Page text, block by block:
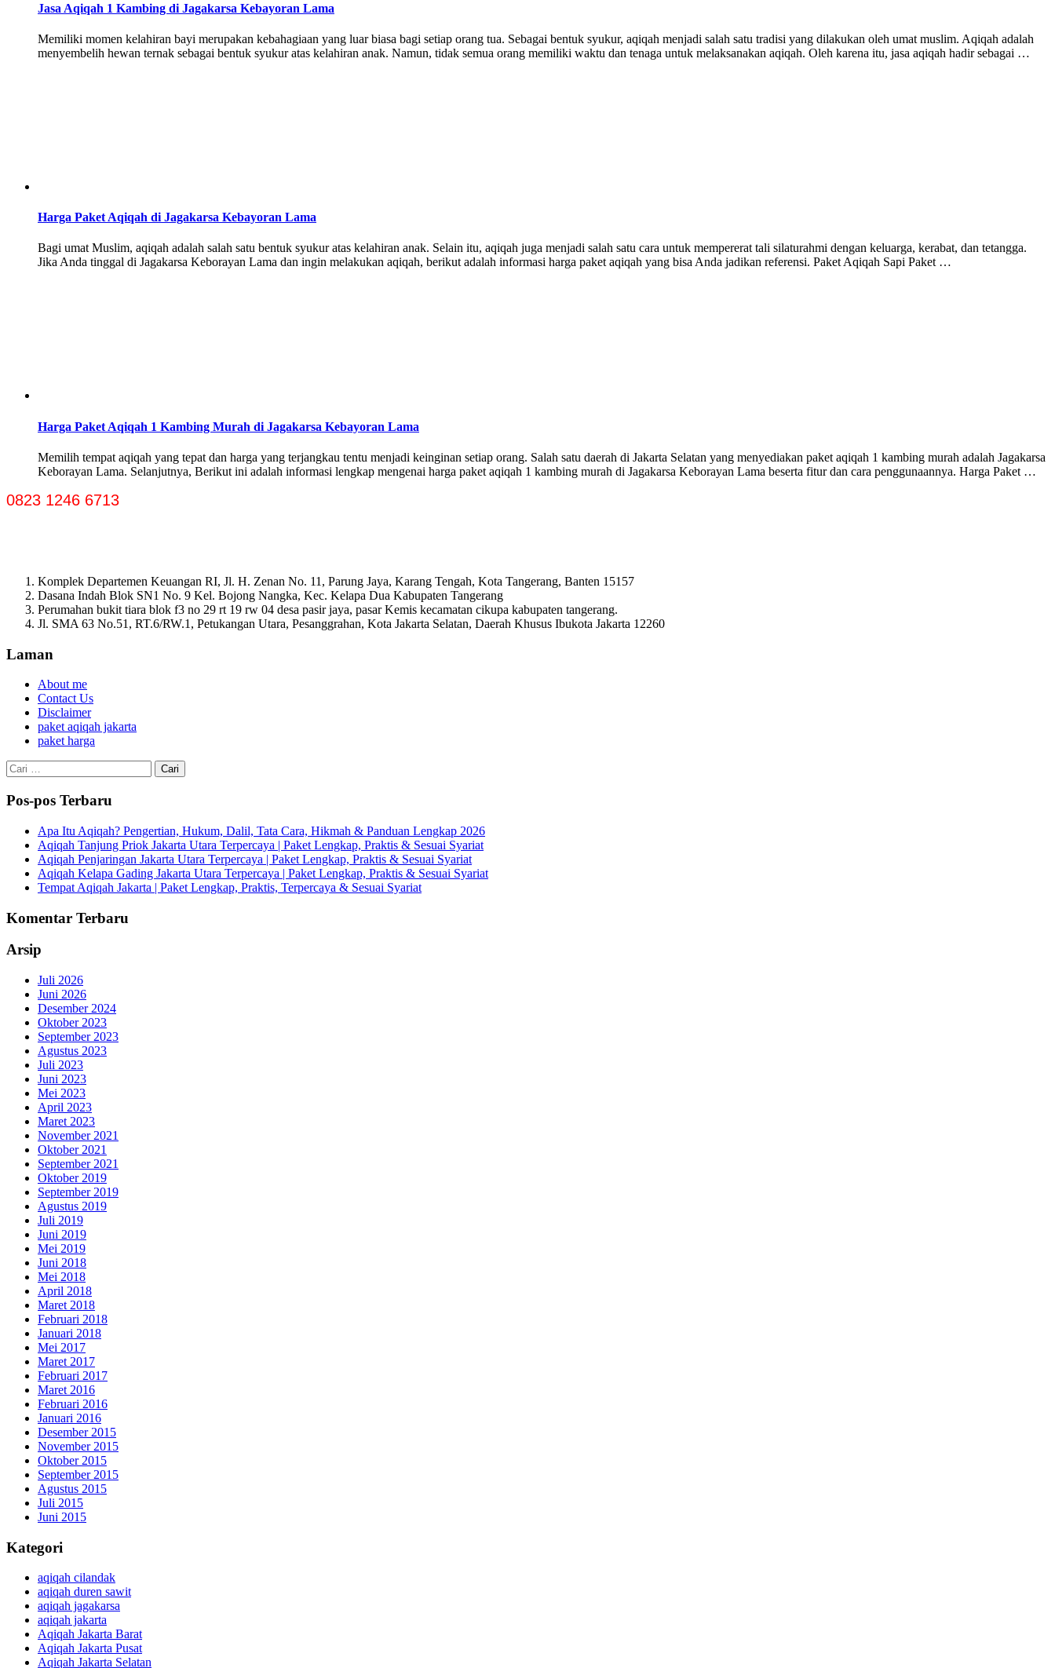
Jasa Aqiqah 1 Kambing di Jagakarsa Kebayoran Lama
Memiliki momen kelahiran bayi merupakan kebahagiaan yang luar biasa bagi setiap orang tua. Sebagai bentuk syukur, aqiqah menjadi salah satu tradisi yang dilakukan oleh umat muslim. Aqiqah adalah
menyembelih hewan ternak sebagai bentuk syukur atas kelahiran anak. Namun, tidak semua orang memiliki waktu dan tenaga untuk melaksanakan aqiqah. Oleh karena itu, jasa aqiqah hadir sebagai …
Harga Paket Aqiqah di Jagakarsa Kebayoran Lama
Bagi umat Muslim, aqiqah adalah salah satu bentuk syukur atas kelahiran anak. Selain itu, aqiqah juga menjadi salah satu cara untuk mempererat tali silaturahmi dengan keluarga, kerabat, dan tetangga.
Jika Anda tinggal di Jagakarsa Keborayan Lama dan ingin melakukan aqiqah, berikut adalah informasi harga paket aqiqah yang bisa Anda jadikan referensi. Paket Aqiqah Sapi Paket …
Harga Paket Aqiqah 1 Kambing Murah di Jagakarsa Kebayoran Lama
Memilih tempat aqiqah yang tepat dan harga yang terjangkau tentu menjadi keinginan setiap orang. Salah satu daerah di Jakarta Selatan yang menyediakan paket aqiqah 1 kambing murah adalah Jagakarsa
Keborayan Lama. Selanjutnya, Berikut ini adalah informasi lengkap mengenai harga paket aqiqah 1 kambing murah di Jagakarsa Keborayan Lama beserta fitur dan cara penggunaannya. Harga Paket …
0823 1246 6713
Komplek Departemen Keuangan RI, Jl. H. Zenan No. 11, Parung Jaya, Karang Tengah, Kota Tangerang, Banten 15157
Dasana Indah Blok SN1 No. 9 Kel. Bojong Nangka, Kec. Kelapa Dua Kabupaten Tangerang
Perumahan bukit tiara blok f3 no 29 rt 19 rw 04 desa pasir jaya, pasar Kemis kecamatan cikupa kabupaten tangerang.
Jl. SMA 63 No.51, RT.6/RW.1, Petukangan Utara, Pesanggrahan, Kota Jakarta Selatan, Daerah Khusus Ibukota Jakarta 12260
Laman
About me
Contact Us
Disclaimer
paket aqiqah jakarta
paket harga
Cari
untuk:
Pos-pos Terbaru
Apa Itu Aqiqah? Pengertian, Hukum, Dalil, Tata Cara, Hikmah & Panduan Lengkap 2026
Aqiqah Tanjung Priok Jakarta Utara Terpercaya | Paket Lengkap, Praktis & Sesuai Syariat
Aqiqah Penjaringan Jakarta Utara Terpercaya | Paket Lengkap, Praktis & Sesuai Syariat
Aqiqah Kelapa Gading Jakarta Utara Terpercaya | Paket Lengkap, Praktis & Sesuai Syariat
Tempat Aqiqah Jakarta | Paket Lengkap, Praktis, Terpercaya & Sesuai Syariat
Komentar Terbaru
Arsip
Juli 2026
Juni 2026
Desember 2024
Oktober 2023
September 2023
Agustus 2023
Juli 2023
Juni 2023
Mei 2023
April 2023
Maret 2023
November 2021
Oktober 2021
September 2021
Oktober 2019
September 2019
Agustus 2019
Juli 2019
Juni 2019
Mei 2019
Juni 2018
Mei 2018
April 2018
Maret 2018
Februari 2018
Januari 2018
Mei 2017
Maret 2017
Februari 2017
Maret 2016
Februari 2016
Januari 2016
Desember 2015
November 2015
Oktober 2015
September 2015
Agustus 2015
Juli 2015
Juni 2015
Kategori
aqiqah cilandak
aqiqah duren sawit
aqiqah jagakarsa
aqiqah jakarta
Aqiqah Jakarta Barat
Aqiqah Jakarta Pusat
Aqiqah Jakarta Selatan